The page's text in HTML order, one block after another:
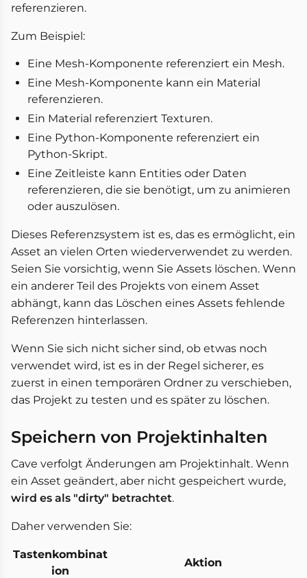
referenzieren.
Zum Beispiel:
Eine Mesh-Komponente referenziert ein Mesh.
Eine Mesh-Komponente kann ein Material
referenzieren.
Ein Material referenziert Texturen.
Eine Python-Komponente referenziert ein
Python-Skript.
Eine Zeitleiste kann Entities oder Daten
referenzieren, die sie benötigt, um zu animieren
oder auszulösen.
Dieses Referenzsystem ist es, das es ermöglicht, ein
Asset an vielen Orten wiederverwendet zu werden.
Seien Sie vorsichtig, wenn Sie Assets löschen. Wenn
ein anderer Teil des Projekts von einem Asset
abhängt, kann das Löschen eines Assets fehlende
Referenzen hinterlassen.
Wenn Sie sich nicht sicher sind, ob etwas noch
verwendet wird, ist es in der Regel sicherer, es
zuerst in einen temporären Ordner zu verschieben,
das Projekt zu testen und es später zu löschen.
Speichern von Projektinhalten
Cave verfolgt Änderungen am Projektinhalt. Wenn
ein Asset geändert, aber nicht gespeichert wurde,
wird es als "dirty" betrachtet.
Daher verwenden Sie:
Tastenkombinat
ion
Aktion